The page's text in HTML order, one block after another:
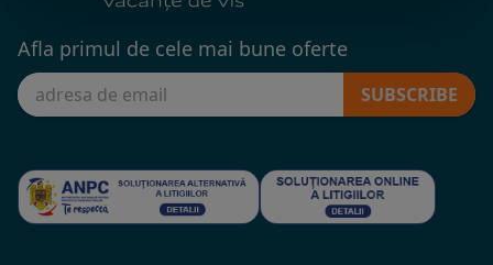
Afla primul de cele mai bune oferte
SUBSCRIBE